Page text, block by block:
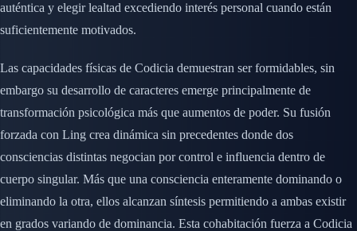
auténtica y elegir lealtad excediendo interés personal cuando están
suficientemente motivados.
Las capacidades físicas de Codicia demuestran ser formidables, sin
embargo su desarrollo de caracteres emerge principalmente de
transformación psicológica más que aumentos de poder. Su fusión
forzada con Ling crea dinámica sin precedentes donde dos
consciencias distintas negocian por control e influencia dentro de
cuerpo singular. Más que una consciencia enteramente dominando o
eliminando la otra, ellos alcanzan síntesis permitiendo a ambas existir
en grados variando de dominancia. Esta cohabitación fuerza a Codicia